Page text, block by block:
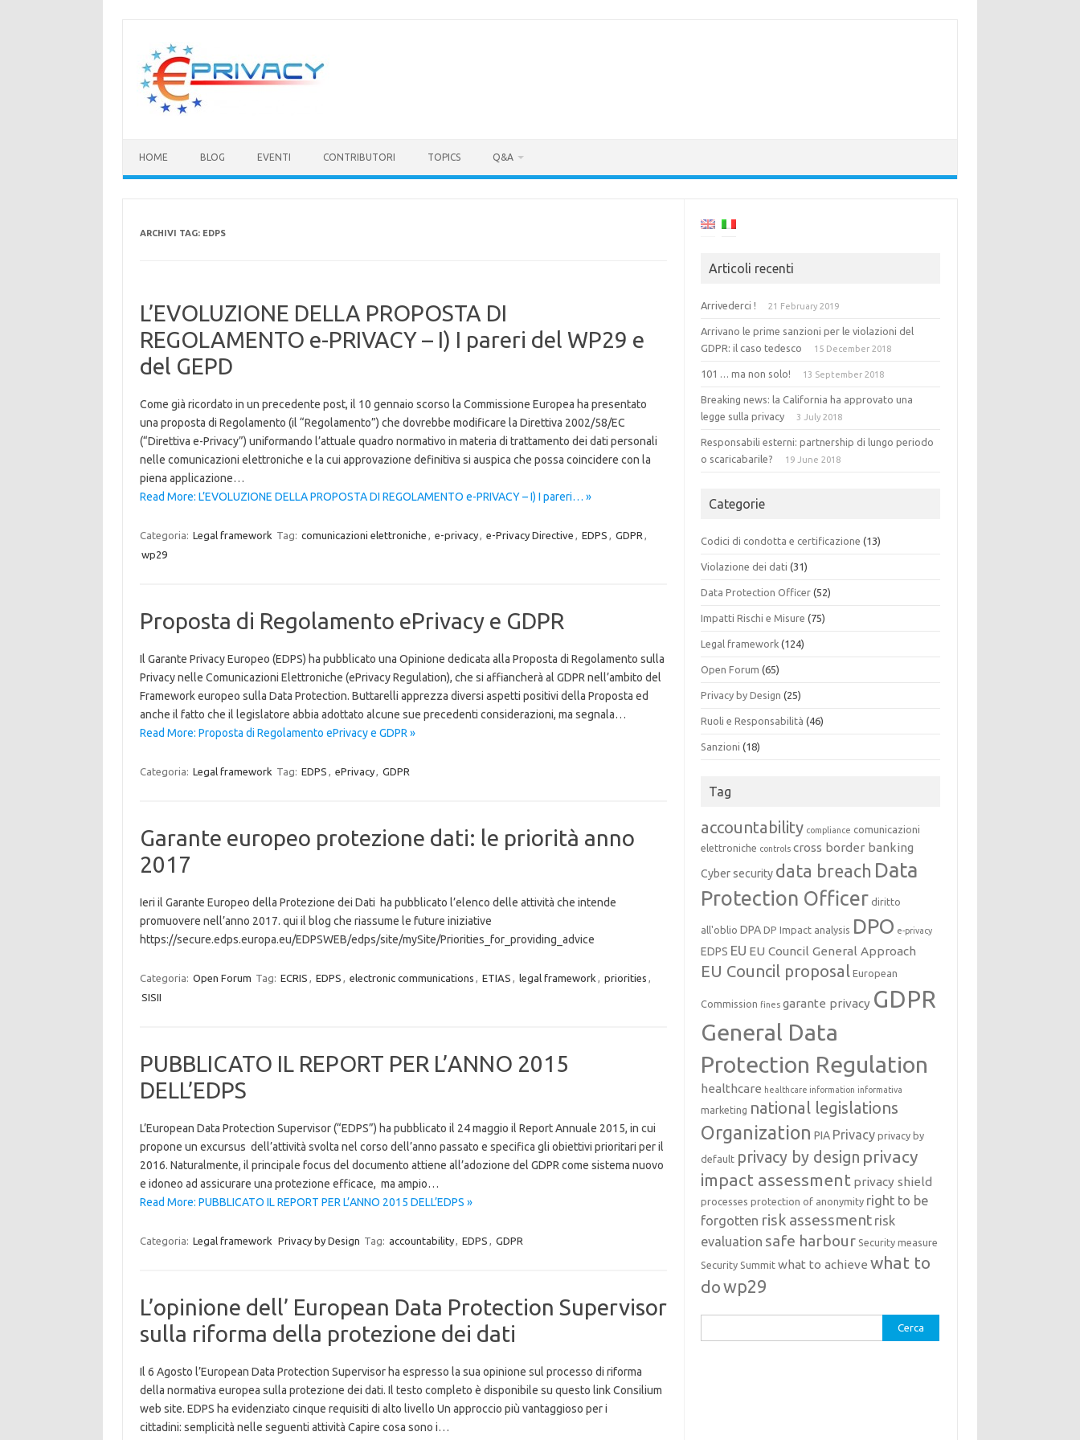
contenuto
HOME BLOG EVENTI CONTRIBUTORI TOPICS Q&A
ARCHIVI TAG: EDPS
L’EVOLUZIONE DELLA PROPOSTA DI
REGOLAMENTO e-PRIVACY – I) I pareri del WP29 e
del GEPD
Come già ricordato in un precedente post, il 10 gennaio scorso la Commissione Europea ha presentato
una proposta di Regolamento (il “Regolamento”) che dovrebbe modificare la Direttiva 2002/58/EC
(“Direttiva e-Privacy”) uniformando l’attuale quadro normativo in materia di trattamento dei dati personali
nelle comunicazioni elettroniche e la cui approvazione definitiva si auspica che possa coincidere con la
piena applicazione…
Read More: L’EVOLUZIONE DELLA PROPOSTA DI REGOLAMENTO e-PRIVACY – I) I pareri… »
Categoria: Legal framework Tag: comunicazioni elettroniche , e-privacy, e-Privacy Directive , EDPS , GDPR ,
wp29
Proposta di Regolamento ePrivacy e GDPR
Il Garante Privacy Europeo (EDPS) ha pubblicato una Opinione dedicata alla Proposta di Regolamento sulla
Privacy nelle Comunicazioni Elettroniche (ePrivacy Regulation), che si affiancherà al GDPR nell’ambito del
Framework europeo sulla Data Protection. Buttarelli apprezza diversi aspetti positivi della Proposta ed
anche il fatto che il legislatore abbia adottato alcune sue precedenti considerazioni, ma segnala…
Read More: Proposta di Regolamento ePrivacy e GDPR »
Categoria: Legal framework Tag: EDPS , ePrivacy, GDPR
Garante europeo protezione dati: le priorità anno
2017
Ieri il Garante Europeo della Protezione dei Dati ha pubblicato l’elenco delle attività che intende
promuovere nell’anno 2017. qui il blog che riassume le future iniziative
https://secure.edps.europa.eu/EDPSWEB/edps/site/mySite/Priorities_for_providing_advice
Categoria: Open Forum Tag: ECRIS , EDPS , electronic communications , ETIAS , legal framework , priorities ,
SISII
PUBBLICATO IL REPORT PER L’ANNO 2015
DELL’EDPS
L’European Data Protection Supervisor (“EDPS”) ha pubblicato il 24 maggio il Report Annuale 2015, in cui
propone un excursus dell’attività svolta nel corso dell’anno passato e specifica gli obiettivi prioritari per il
2016. Naturalmente, il principale focus del documento attiene all’adozione del GDPR come sistema nuovo
e idoneo ad assicurare una protezione efficace, ma ampio…
Read More: PUBBLICATO IL REPORT PER L’ANNO 2015 DELL’EDPS »
Categoria: Legal framework Privacy by Design Tag: accountability, EDPS , GDPR
L’opinione dell’ European Data Protection Supervisor
sulla riforma della protezione dei dati
Il 6 Agosto l’European Data Protection Supervisor ha espresso la sua opinione sul processo di riforma
della normativa europea sulla protezione dei dati. Il testo completo è disponibile su questo link Consilium
web site. EDPS ha evidenziato cinque requisiti di alto livello Un approccio più vantaggioso per i
cittadini: semplicità nelle seguenti attività Capire cosa sono i…
Articoli recenti
Arrivederci ! 21 February 2019
Arrivano le prime sanzioni per le violazioni del
GDPR: il caso tedesco
15 December 2018
101 … ma non solo! 13 September 2018
Breaking news: la California ha approvato una
legge sulla privacy
3 July 2018
Responsabili esterni: partnership di lungo periodo
o scaricabarile?
19 June 2018
Categorie
Codici di condotta e certificazione (13)
Violazione dei dati (31)
Data Protection Officer (52)
Impatti Rischi e Misure (75)
Legal framework (124)
Open Forum (65)
Privacy by Design (25)
Ruoli e Responsabilità (46)
Sanzioni (18)
Tag
accountability compliance comunicazioni
elettroniche controls cross border banking
Cyber security data breach Data
Protection Officer diritto
all'oblio DPA DP Impact analysis DPO e-privacy
EDPS EU EU Council General Approach
EU Council proposal European
Commission fines garante privacy GDPR
General Data
Protection Regulation
healthcare healthcare information informativa
marketing national legislations
Organization PIA Privacy privacy by
default privacy by design privacy
impact assessment privacy shield
processes protection of anonymity right to be
forgotten risk assessment risk
evaluation safe harbour Security measure
Security Summit what to achieve what to
dowp29
per: